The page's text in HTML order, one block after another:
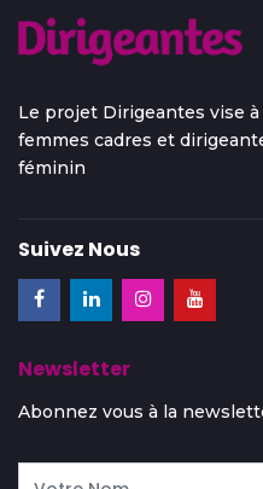
Le projet Dirigeantes vise
femmes cadres et
féminin
Suivez Nous
Newsletter
Abonnez vous à la